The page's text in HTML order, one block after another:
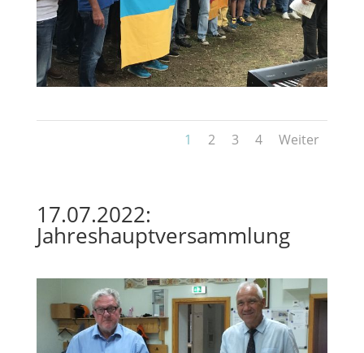
1 2 3 4 Weiter
17.07.2022:
Jahreshauptversammlung